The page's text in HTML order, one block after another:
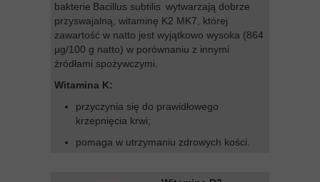
bakterie Bacillus subtilis wytwarzają dobrze
przyswajalną, witaminę K2 MK7, której
zawartość w natto jest wyjątkowo wysoka (864
μg/100 g natto) w porównaniu z innymi
źródłami spożywczymi.
Witamina K:
przyczynia się do prawidłowego
krzepnięcia krwi;
pomaga w utrzymaniu zdrowych kości.